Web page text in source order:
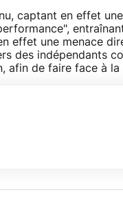
captant en effet
effet une menace
des indépendants
de faire face à la